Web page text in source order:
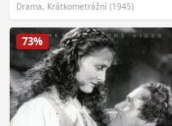
Drama, Krátkometrážní (1945)
73%